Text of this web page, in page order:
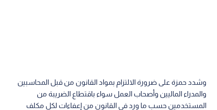
وشدد حمزة على ضرورة الالتزام بمواد القانون من قبل المحاسبين
والمدراء الماليين وأصحاب العمل سواء باقتطاع الضريبة من
المستخدمين حسب ما ورد في القانون من إعفاءات لكل مكلف